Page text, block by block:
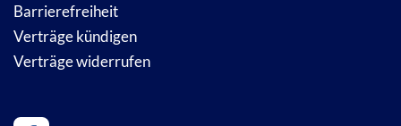
Barrierefreiheit
Verträge kündigen
Verträge widerrufen